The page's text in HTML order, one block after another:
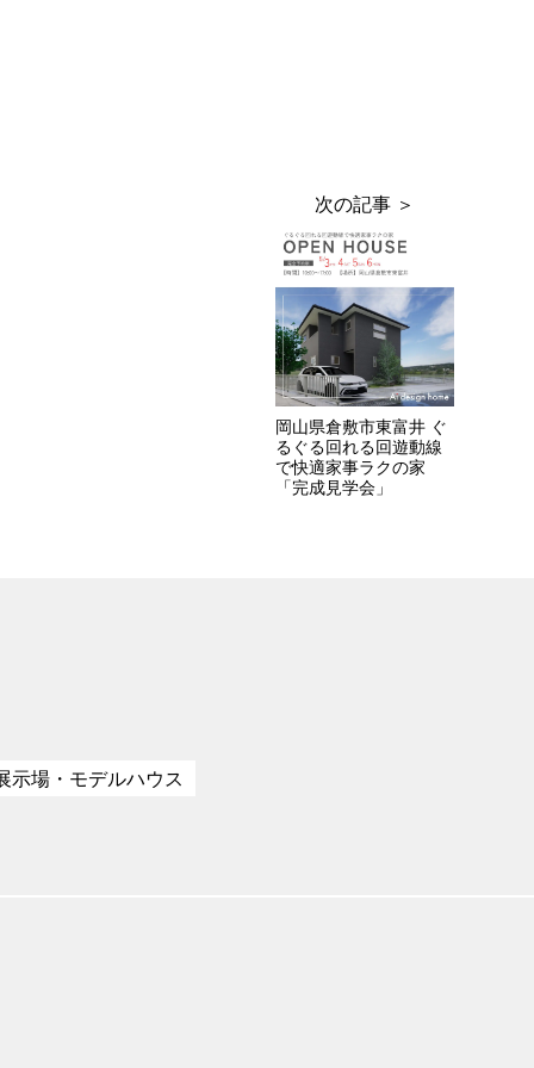
岡山県倉敷市東富井 ぐ
るぐる回れる回遊動線
で快適家事ラクの家
「完成見学会」
示場・モデルハウス